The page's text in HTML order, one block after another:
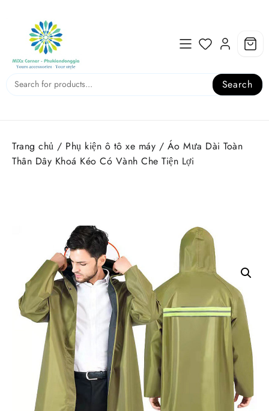
content
Search
Trang chủ / Phụ kiện ô tô xe máy / Áo Mưa Dài Toàn
Thân Dây Khoá Kéo Có Vành Che Tiện Lợi